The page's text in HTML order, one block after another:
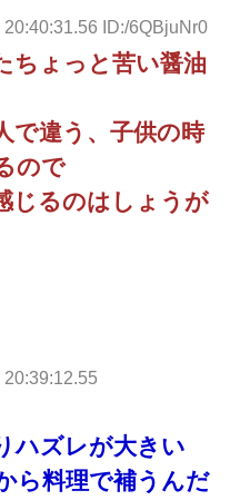
ID:/6QBjuNr0
ちょっと苦い醤油
で違う、子供の時
ので
じるのはしょうが
ハズレが大きい
ら料理で補うんだ